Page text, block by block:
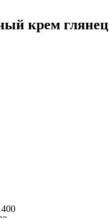
крем глянец